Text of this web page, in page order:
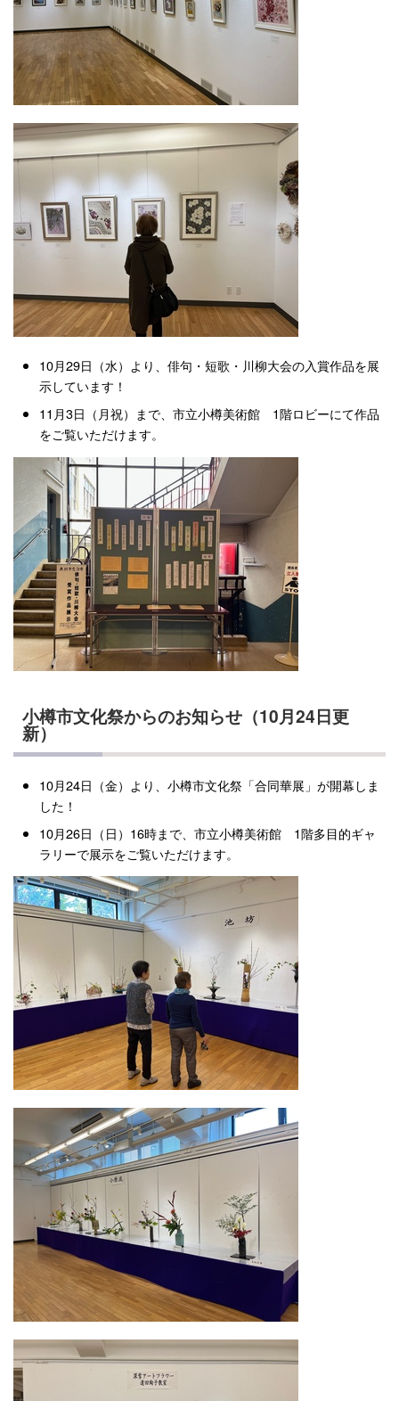
10月29日（水）より、俳句・短歌・川柳大会の入賞作品を展
示しています！
11月3日（月祝）まで、市立小樽美術館 1階ロビーにて作品
をご覧いただけます。
小樽市文化祭からのお知らせ（10月24日更
新）
10月24日（金）より、小樽市文化祭「合同華展」が開幕しま
した！
10月26日（日）16時まで、市立小樽美術館 1階多目的ギャ
ラリーで展示をご覧いただけます。